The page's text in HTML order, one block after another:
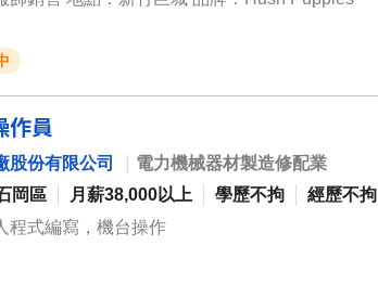
作員
股份有限公司
電力機械器材製造修配業
岡區
月薪38,000以上 學歷不拘
經歷不拘
程式編寫，機台操作